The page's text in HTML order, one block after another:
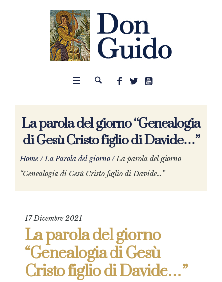
La parola del giorno “Genealogia
di Gesù Cristo figlio di Davide…”
Home /La Parola del giorno /La parola del giorno
“Genealogia di Gesù Cristo figlio di Davide…”
17 Dicembre 2021
La parola del giorno
“Genealogia di Gesù
Cristo figlio di Davide…”